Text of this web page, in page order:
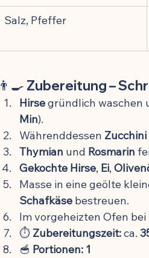
Salz, Pfeffer
👨‍🍳 Zubereitung –
Hirse gründlich waschen
Min).
Währenddessen Zucchini
Thymian und Rosmarin
Gekochte Hirse, Ei,
Masse in eine geölte
Schafkäse bestreuen.
Im vorgeheizten Ofen bei
⏱️ Zubereitungszeit: ca.
🥣 Portionen: 1